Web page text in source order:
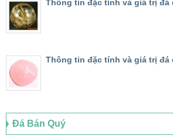
Thông tin đặc tính và giá trị đá
Thông tin đặc tính và giá trị đá
Đá Bán Quý